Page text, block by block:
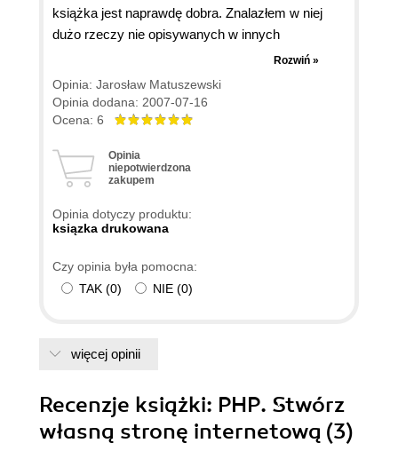
książka jest naprawdę dobra. Znalazłem w niej
dużo rzeczy nie opisywanych w innych
publikacjach. Niektóre zagadnienia są co prawda
zbyt ubogo omówione np. obiektowość. No ale te
zagadnienia można znaleźć w publikacjach dla
zaawansowanych. Generalnie książka
zaawansowanych. Naprawdę polecam.
Rozwiń »
Opinia: Jarosław Matuszewski
Opinia dodana: 2007-07-16
Ocena: 6
Opinia
niepotwierdzona
zakupem
Opinia dotyczy produktu:
ksiązka drukowana
Czy opinia była pomocna:
TAK (0) NIE (0)
więcej opinii
Recenzje książki: PHP. Stwórz
własną stronę internetową (3)